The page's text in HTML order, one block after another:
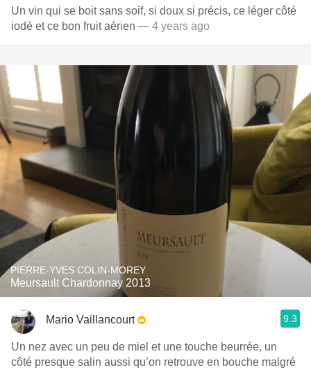
Un vin qui se boit sans soif, si doux si précis, ce léger côté
iodé et ce bon fruit aérien — 4 years ago
PIERRE-YVES COLIN-MOREY
Meursault Chardonnay 2013
Mario Vaillancourt 9.3
Un nez avec un peu de miel et une touche beurrée, un
côté presque salin aussi qu’on retrouve en bouche malgré